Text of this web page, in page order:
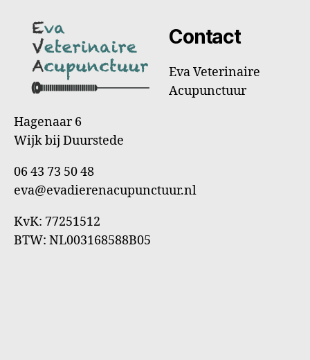
Contact
Eva Veterinaire
Acupunctuur
Hagenaar 6
Wijk bij Duurstede
06 43 73 50 48
eva@evadierenacupunctuur.nl
KvK: 77251512
BTW: NL003168588B05